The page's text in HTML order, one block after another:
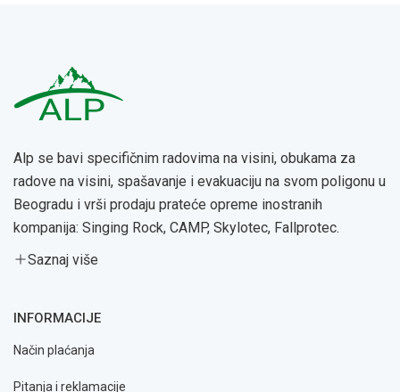
Alp se bavi specifičnim radovima na visini, obukama za
radove na visini, spašavanje i evakuaciju na svom poligonu u
Beogradu i vrši prodaju prateće opreme inostranih
kompanija: Singing Rock, CAMP, Skylotec, Fallprotec.
Saznaj više
INFORMACIJE
Način plaćanja
Pitanja i reklamacije